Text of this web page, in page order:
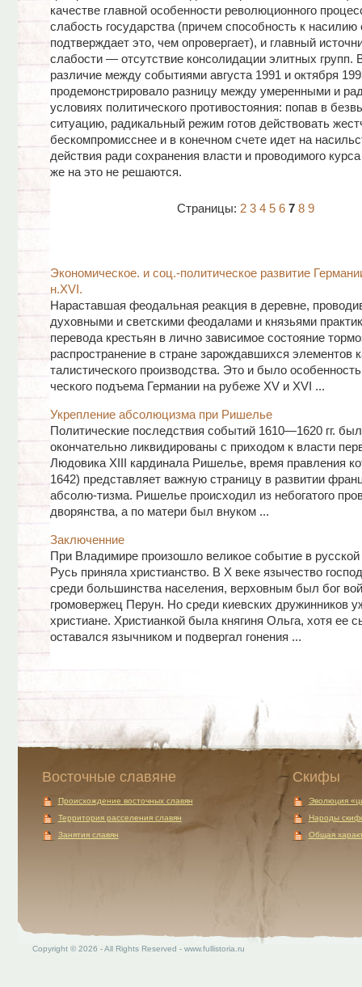
качестве главной особенности революционного
слабость государства (причем способность к насилию
подтверждает это, чем опровергает), и главный
слабости — отсутствие консолидации элитных групп.
различие между событиями августа 1991 и октября
продемонстрировало разницу между умеренными и
условиях политического противостояния: попав в
ситуацию, радикальный режим готов действовать
бескомпромисснее и в конечном счете идет на
действия ради сохранения власти и проводимого
же на это не решаются.
Страницы: 2 3 4 5 6 7 8 9
Экономическое. и соц.-политическое развитие
н.XVI.
Нараставшая феодальная реакция в деревне,
духовными и светскими феодалами и князьями
перевода крестьян в лично зависимое состояние
распространение в стране зарождавшихся элементов
талистического производства. Это и было
ческого подъема Германии на рубеже XV и XVI ...
Укрепление абсолюцизма при Ришелье
Политические последствия событий 1610—1620 гг.
окончательно ликвидированы с приходом к власти
Людовика XIII кардинала Ришелье, время правления
1642) представляет важную страницу в развитии
абсолю-тизма. Ришелье происходил из небогатого
дворянства, а по матери был внуком ...
Заключенние
При Владимире произошло великое событие в русской
Русь приняла христианство. В X веке язычество
среди большинства населения, верховным был бог
громовержец Перун. Но среди киевских дружинников
христиане. Христианкой была княгиня Ольга, хотя ее
оставался язычником и подвергал гонения ...
Восточные славяне
Происхождение восточных славян
Территория расселения славян
Занятия славян
Скифы
Эволюция
Народы
Общая
Copyright © 2026 - All Rights Reserved - www.fullistoria.ru